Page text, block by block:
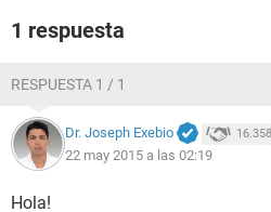
1 respuesta
RESPUESTA 1 / 1
Dr. Joseph Exebio 16.358
22 may 2015 a las 02:19
Hola!